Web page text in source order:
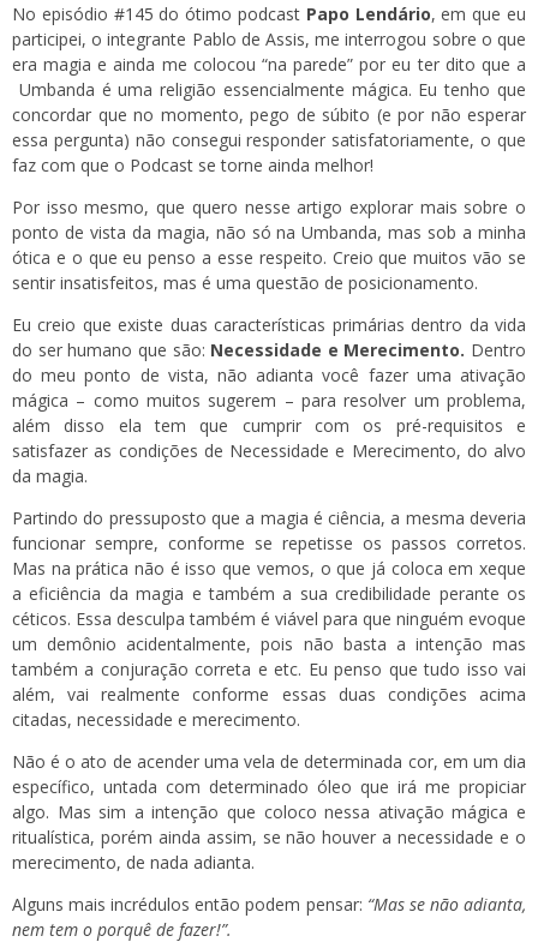
No episódio #145 doótimo podcast Papo Lendário, em que eu
participei, o integrante Pablo de Assis, me interrogou sobre o que
era magia e ainda me colocou “na parede” por eu ter dito que a
Umbanda é uma religião essencialmente mágica. Eu tenho que
concordar que no momento, pego de súbito (e por não esperar
essa pergunta) não consegui responder satisfatoriamente, o que
faz com que o Podcast se torne ainda melhor!
Por isso mesmo, que quero nesse artigo explorar mais sobre o
ponto de vista da magia, não só na Umbanda, mas sob a minha
ótica e o que eu penso a esse respeito. Creio que muitos vão se
sentir insatisfeitos, mas é uma questão de posicionamento.
Eu creio que existe duas características primárias dentro da vida
do ser humano que são: Necessidade e Merecimento. Dentro
do meu ponto de vista, não adianta você fazer uma ativação
mágica – como muitos sugerem – para resolver um problema,
além disso ela tem que cumprir com os pré-requisitos e
satisfazer as condições de Necessidade e Merecimento, do alvo
da magia.
Partindo do pressuposto que a magia é ciência, a mesma deveria
funcionar sempre, conforme se repetisse os passos corretos.
Mas na prática não é isso que vemos, o que já coloca em xeque
a eficiência da magia e também a sua credibilidade perante os
céticos. Essa desculpa também é viável para que ninguém evoque
um demônio acidentalmente, pois não basta a intenção mas
também a conjuração correta e etc. Eu penso que tudo isso vai
além, vai realmente conforme essas duas condições acima
citadas, necessidade e merecimento.
Não é o ato de acender uma vela de determinada cor, em um dia
específico, untada com determinado óleo que irá me propiciar
algo. Mas sim a intenção que coloco nessa ativação mágica e
ritualística, porém ainda assim, se não houver a necessidade e o
merecimento, de nada adianta.
Alguns mais incrédulos então podem pensar: “Mas se não adianta,
nem tem o porquê de fazer!”.